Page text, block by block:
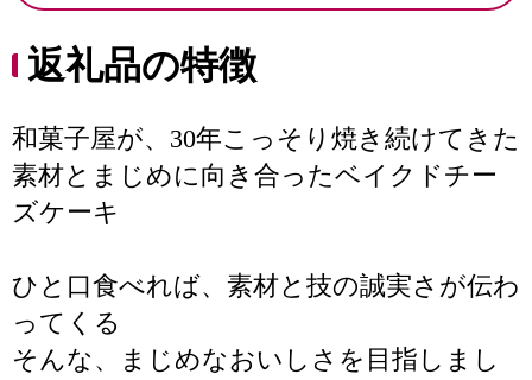
返礼品の特徴
和菓子屋が、30年こっそり焼き続けてきた
素材とまじめに向き合ったベイクドチー
ズケーキ
ひと口食べれば、素材と技の誠実さが伝わ
ってくる
そんな、まじめなおいしさを目指しまし